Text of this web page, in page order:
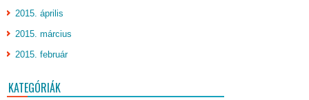
2015. április
2015. március
2015. február
KATEGÓRIÁK